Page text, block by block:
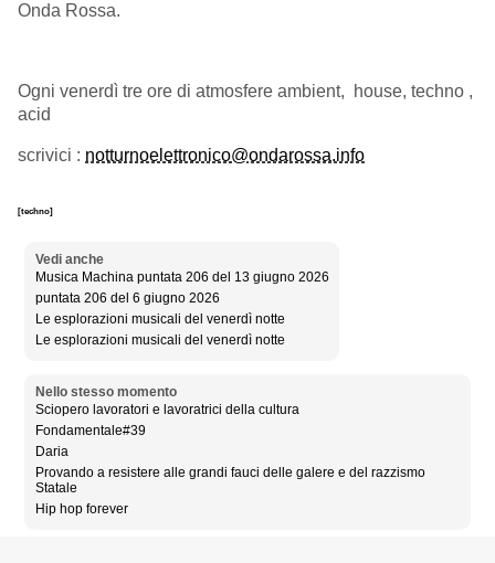
Onda Rossa.
Ogni venerdì tre ore di atmosfere ambient, house, techno ,
acid
scrivici : notturnoelettronico@ondarossa.info
[techno]
Vedi anche
Musica Machina puntata 206 del 13 giugno 2026
puntata 206 del 6 giugno 2026
Le esplorazioni musicali del venerdì notte
Le esplorazioni musicali del venerdì notte
Nello stesso momento
Sciopero lavoratori e lavoratrici della cultura
Fondamentale#39
Daria
Provando a resistere alle grandi fauci delle galere e del razzismo
Statale
Hip hop forever